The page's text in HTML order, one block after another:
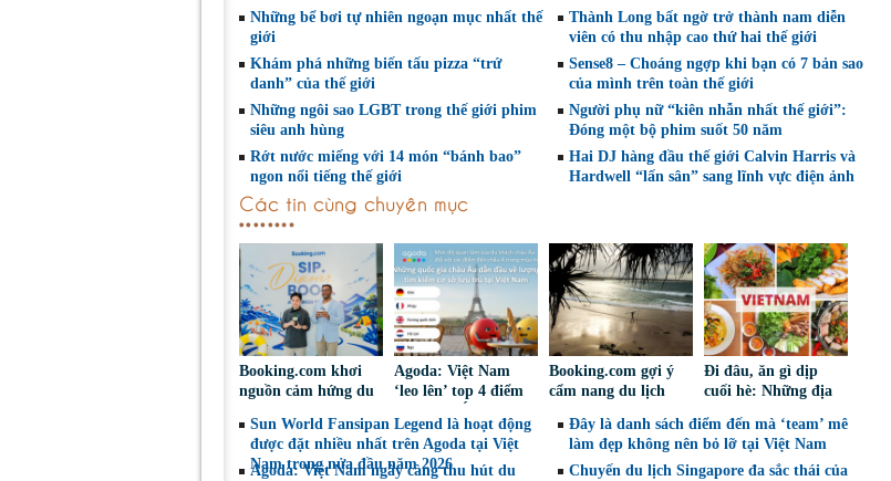
Những bể bơi tự nhiên ngoạn mục nhất thế
giới
Thành Long bất ngờ trở thành nam diễn
viên có thu nhập cao thứ hai thế giới
Khám phá những biến tấu pizza “trứ
danh” của thế giới
Sense8 – Choáng ngợp khi bạn có 7 bản sao
của mình trên toàn thế giới
Những ngôi sao LGBT trong thế giới phim
siêu anh hùng
Người phụ nữ “kiên nhẫn nhất thế giới”:
Đóng một bộ phim suốt 50 năm
Rớt nước miếng với 14 món “bánh bao”
ngon nổi tiếng thế giới
Hai DJ hàng đầu thế giới Calvin Harris và
Hardwell “lấn sân” sang lĩnh vực điện ảnh
Các tin cùng chuyên mục
Booking.com khơi
nguồn cảm hứng du
qua trải nghiệm pop-
up cà phê
Agoda: Việt Nam
‘leo lên’ top 4 điểm
khách châu Âu tìm
kiếm hè 2026
Booking.com gợi ý
cẩm nang du lịch
lợi ích cho cộng đồng
địa phương
Đi đâu, ăn gì dịp
cuối hè: Những địa
Việt tìm kiếm nhiều
nhất trên Agoda
Sun World Fansipan Legend là hoạt động
được đặt nhiều nhất trên Agoda tại Việt
Nam trong nửa đầu năm 2026
Đây là danh sách điểm đến mà ‘team’ mê
làm đẹp không nên bỏ lỡ tại Việt Nam
Agoda: Việt Nam ngày càng thu hút du
Chuyến du lịch Singapore đa sắc thái của